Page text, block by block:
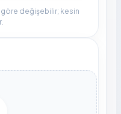
göre değişebilir; kesin